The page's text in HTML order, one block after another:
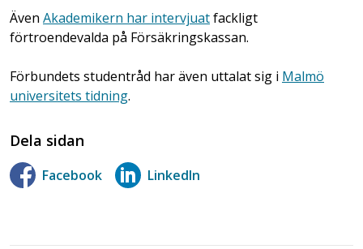
Även Akademikern har intervjuatfackligt
förtroendevalda på Försäkringskassan.
Förbundets studentråd har även uttalat sig i Malmö
universitets tidning.
Dela sidan
Facebook LinkedIn